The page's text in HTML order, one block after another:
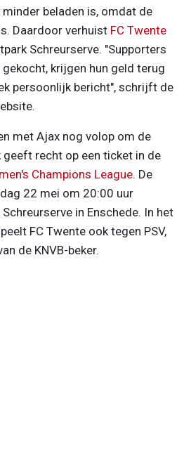
beladen is, omdat de
Daardoor verhuist FC Twente
Schreurserve. "Supporters
gekocht, krijgen hun geld terug
persoonlijk bericht", schrijft de
met Ajax nog volop om de
geeft recht op een ticket in de
Champions League. De
22 mei om 20:00 uur
in Enschede. In het
FC Twente ook tegen PSV,
de KNVB-beker.